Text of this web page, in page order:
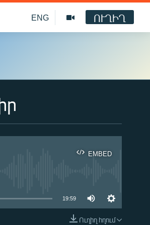
ENG ՈՒՂԻՂ
EMBED
19:59
Ուղիղ հղում